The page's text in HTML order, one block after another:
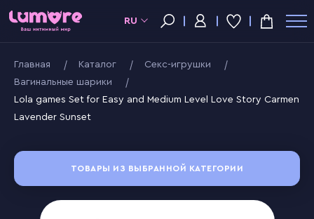
RU
Главная Kаталог
Секс-игрушки
Вагинальные шарики
Lola games Set for Easy and Medium Level Love Story Carmen
Lavender Sunset
ТОВАРЫ ИЗ ВЫБРАННОЙ КАТЕГОРИИ